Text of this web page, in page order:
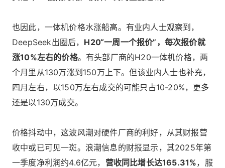
也因此，一体机价格水涨船高。有业内人士观察到，
DeepSeek出圈后， H20“一周一个报价”，每次报价就
涨10%左右的价格。有头部厂商的H20一体机价格，两
个月里从130万涨到150万上下。但该业内人士也补充，
四月左右，以150万左右成交的可能只占10-20%，更多
还是以130万成交。
价格抖动中，这波风潮对硬件厂商的利好，从其财报营
收中或已可见一斑。浪潮信息的财报显示，其2025年第
一季度净利润约4.6亿元， 营收同比增长达165.31%，服